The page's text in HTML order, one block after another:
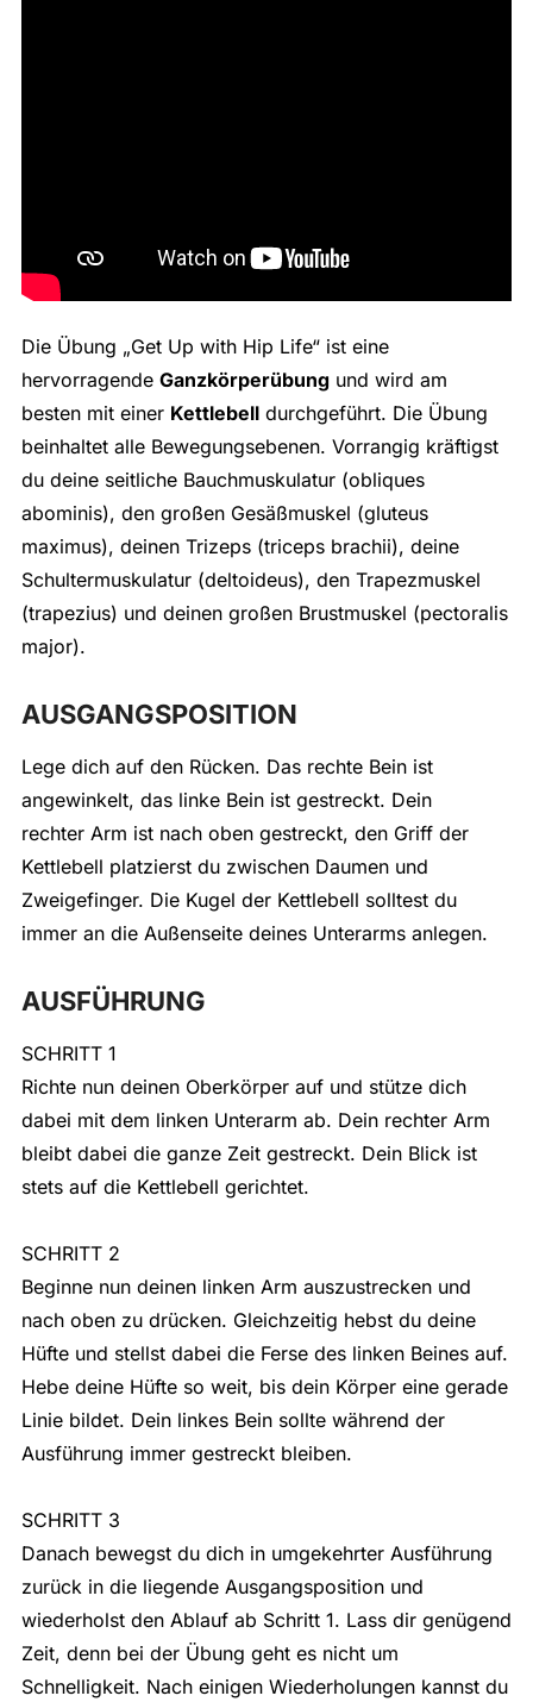
Die Übung „Get Up with Hip Life“ ist eine
hervorragende Ganzkörperübungund wird am
besten mit einer Kettlebelldurchgeführt. Die Übung
beinhaltet alle Bewegungsebenen. Vorrangig kräftigst
du deine seitliche Bauchmuskulatur (obliques
abominis), den großen Gesäßmuskel (gluteus
maximus), deinen Trizeps (triceps brachii), deine
Schultermuskulatur (deltoideus), den Trapezmuskel
(trapezius) und deinen großen Brustmuskel (pectoralis
major).
AUSGANGSPOSITION
Lege dich auf den Rücken. Das rechte Bein ist
angewinkelt, das linke Bein ist gestreckt. Dein
rechter Arm ist nach oben gestreckt, den Griff der
Kettlebell platzierst du zwischen Daumen und
Zweigefinger. Die Kugel der Kettlebell solltest du
immer an die Außenseite deines Unterarms anlegen.
AUSFÜHRUNG
SCHRITT 1
Richte nun deinen Oberkörper auf und stütze dich
dabei mit dem linken Unterarm ab. Dein rechter Arm
bleibt dabei die ganze Zeit gestreckt. Dein Blick ist
stets auf die Kettlebell gerichtet.
SCHRITT 2
Beginne nun deinen linken Arm auszustrecken und
nach oben zu drücken. Gleichzeitig hebst du deine
Hüfte und stellst dabei die Ferse des linken Beines auf.
Hebe deine Hüfte so weit, bis dein Körper eine gerade
Linie bildet. Dein linkes Bein sollte während der
Ausführung immer gestreckt bleiben.
SCHRITT 3
Danach bewegst du dich in umgekehrter Ausführung
zurück in die liegende Ausgangsposition und
wiederholst den Ablauf ab Schritt 1. Lass dir genügend
Zeit, denn bei der Übung geht es nicht um
Schnelligkeit. Nach einigen Wiederholungen kannst du